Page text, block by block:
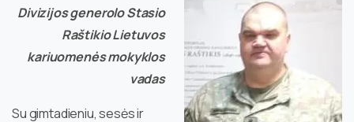
Divizijos generolo Stasio
Raštikio Lietuvos
kariuomenės mokyklos
vadas
Su gimtadieniu, sesės ir